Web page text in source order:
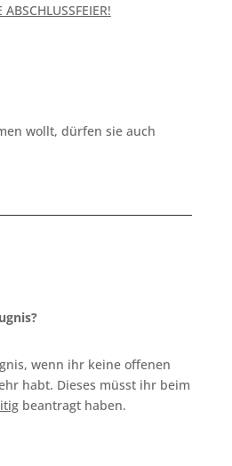
wollt, dürfen sie auch
wenn ihr keine offenen
habt. Dieses müsst ihr beim
beantragt haben.